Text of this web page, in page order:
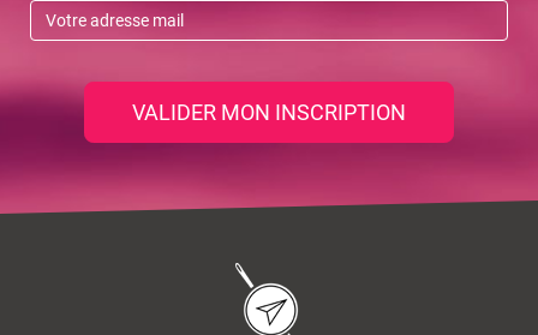
VALIDER MON INSCRIPTION